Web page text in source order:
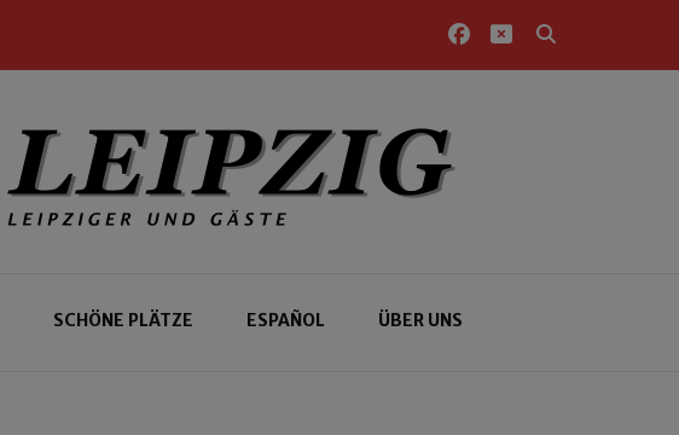
SCHÖNE PLÄTZE ESPAÑOL ÜBER UNS